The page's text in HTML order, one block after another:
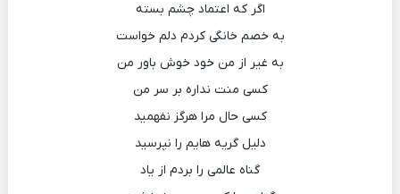
اگر که اعتماد چشم بسته
به خصم خانگی کردم دلم خواست
به غیر از من خود خوش باور من
کسی منت نداره بر سر من
کسی حال مرا هرگز نفهمید
دلیل گریه هایم را نپرسید
گناه عالمی را بردم از یاد